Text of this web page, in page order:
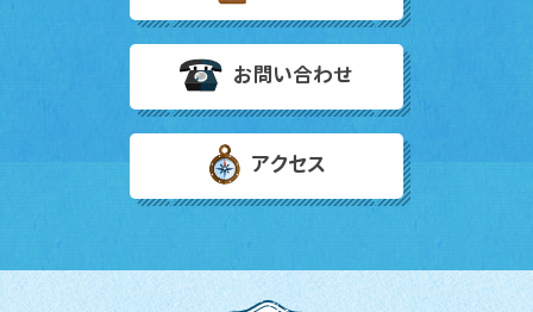
お問い合わせ
アクセス